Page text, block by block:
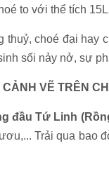
to với thể tích
thuỷ, choé đại hay
sối nảy nở, sự
CẢNH VẼ TRÊN
đầu Tứ Linh
Trải qua bao